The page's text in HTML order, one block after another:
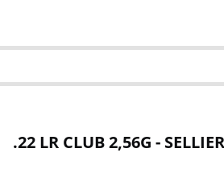
.22 LR CLUB 2,56G -